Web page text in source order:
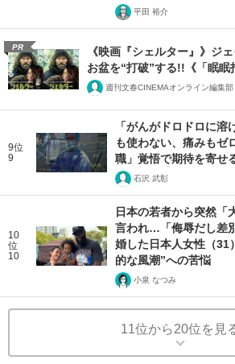
平田 裕介
PR
《映画『シェルター』》ジ
お盆を“打破”する!!《「眠眠
週刊文春CINEMAオンライン編集部
9位
9
「がんがドロドロに
も使わない、痛みもゼ
職」覚悟で期待を寄せ
石沢 武彰
10
位
10
日本の若者から突然「
言われ…「侮辱だし差
婚した日本人女性（31
的な風潮”への苦悩
小泉 なつみ
11位から20位を見